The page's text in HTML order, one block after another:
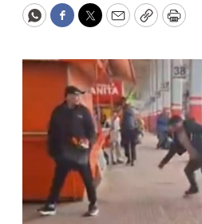
WhatsApp
Facebook
Twitter
EmailCopyPrint